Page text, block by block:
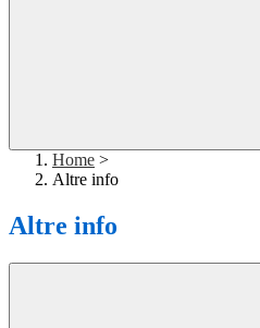
Home >
Altre info
Altre info